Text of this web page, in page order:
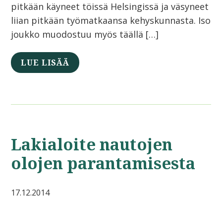
pitkään käyneet töissä Helsingissä ja väsyneet
liian pitkään työmatkaansa kehyskunnasta. Iso
joukko muodostuu myös täällä […]
LUE LISÄÄ
Lakialoite nautojen
olojen parantamisesta
17.12.2014